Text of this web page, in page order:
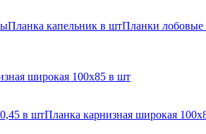
Планка капельник в штПланки лобовые
широкая 100х85 в шт
в штПланка карнизная широкая